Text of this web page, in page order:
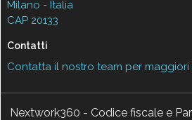
Milano - Italia
CAP 20133
Contatti
Contatta il nostro team per maggiori
Nextwork360 - Codice fiscale e